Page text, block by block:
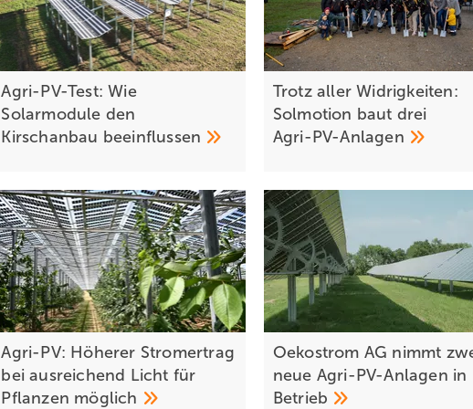
Agri-PV-Test: Wie
Solarmodule den
Kirschanbau beeinflussen
Trotz aller Widrigkeiten:
Solmotion baut drei
Agri-PV-Anlagen
Agri-PV: Höherer Stromertrag
bei ausreichend Licht für
Pflanzen möglich
Oekostrom AG nimmt
neue Agri-PV-Anlagen in
Betrieb